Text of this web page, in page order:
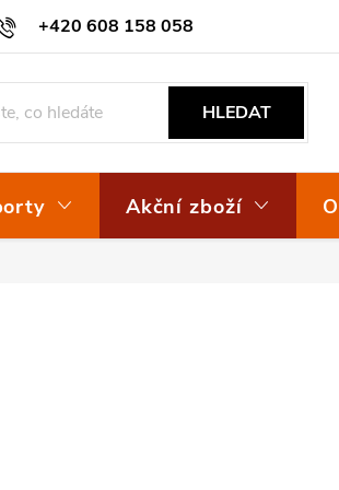
+420 608 158 058
EKO-KOM
HLEDAT
Akční zboží